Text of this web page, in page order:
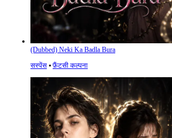
(Dubbed) Neki Ka Badla Bura
सस्पेंस ⦁ फ़ैंटसी कल्पना